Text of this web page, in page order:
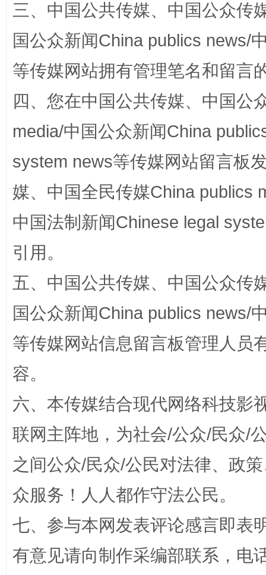
完善运行机制助力责任有效落实 一纸欠
东山县通报“牛蛙产品抗生素超标问题”
三、中国公共传媒、中国公众传
国公众新闻China publics news/
等传媒网站拥有管理笔名和留言
四、您在中国公共传媒、中国公
media/中国公众新闻China
system news等传媒网站留言板
媒、中国全民传媒China publics
中国法制新闻Chinese legal
引用。
五、中国公共传媒、中国公众传
国公众新闻China publics news/
等传媒网站信息留言板管理人员
容。
六、本传媒结合现代网络科技影
联网主阵地，为社会/公众/民众/
之间公众/民众/公民对法律、政
众服务！人人都作守法公民。
七、参与本网发表评论感言即表
有意见请向制作采编部联系，电